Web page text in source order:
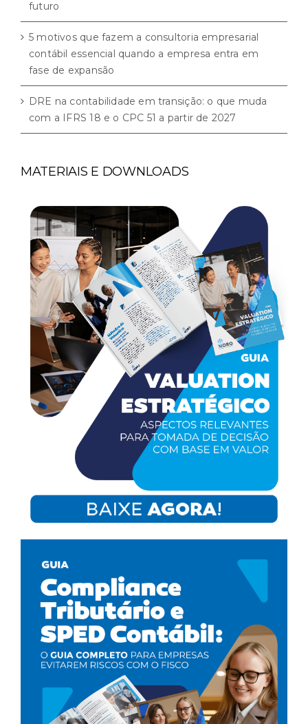
futuro
5 motivos que fazem a consultoria empresarial
contábil essencial quando a empresa entra em
fase de expansão
DRE na contabilidade em transição: o que muda
com a IFRS 18 e o CPC 51 a partir de 2027
MATERIAIS E DOWNLOADS